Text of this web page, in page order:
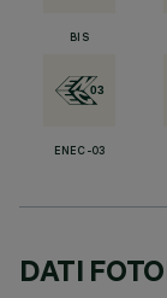
BIS
ENEC-03
DATI